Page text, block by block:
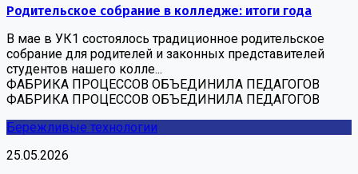
Родительское собрание в колледже: итоги года
В мае в УК1 состоялось традиционное родительское
собрание для родителей и законных представителей
студентов нашего колле...
ФАБРИКА ПРОЦЕССОВ ОБЪЕДИНИЛА ПЕДАГОГОВ
ФАБРИКА ПРОЦЕССОВ ОБЪЕДИНИЛА ПЕДАГОГОВ
Бережливые технологии
25.05.2026